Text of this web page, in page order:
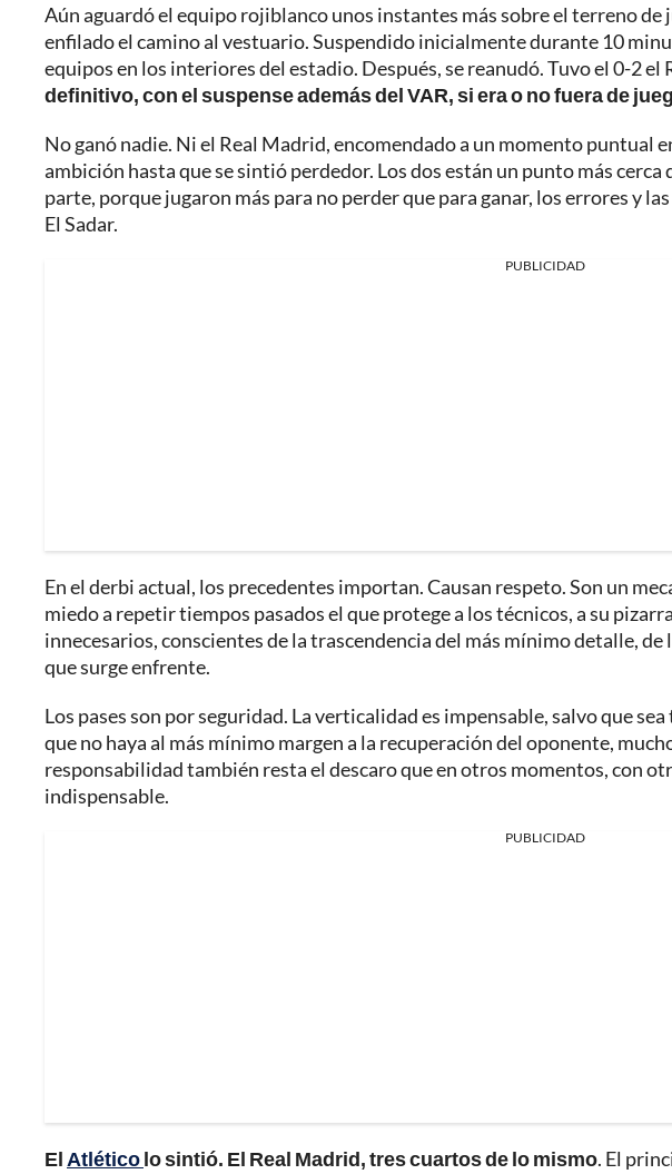
Aún aguardó el equipo rojiblanco unos instantes más sobre el terreno de
enfilado el camino al vestuario. Suspendido inicialmente durante 10
equipos en los interiores del estadio. Después, se reanudó. Tuvo el 0-2
definitivo, con el suspense además del VAR, si era o no fuera de
No ganó nadie. Ni el Real Madrid, encomendado a un momento puntual
ambición hasta que se sintió perdedor. Los dos están un punto más
parte, porque jugaron más para no perder que para ganar, los errores y
El Sadar.
PUBLICIDAD
En el derbi actual, los precedentes importan. Causan respeto. Son un
miedo a repetir tiempos pasados el que protege a los técnicos, a su
innecesarios, conscientes de la trascendencia del más mínimo detalle,
que surge enfrente.
Los pases son por seguridad. La verticalidad es impensable, salvo que
que no haya al más mínimo margen a la recuperación del oponente,
responsabilidad también resta el descaro que en otros momentos, con
indispensable.
PUBLICIDAD
El Atléticolo sintió. El Real Madrid, tres cuartos de lo mismo. El